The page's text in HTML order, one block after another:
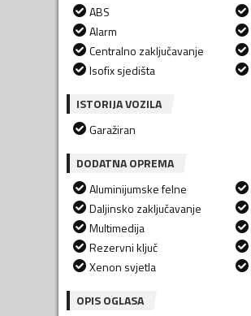
ABS
Alarm
Centralno zaključavanje
Isofix sjedišta
ISTORIJA VOZILA
Garažiran
DODATNA OPREMA
Aluminijumske felne
Daljinsko zaključavanje
Multimedija
Rezervni ključ
Xenon svjetla
OPIS OGLASA